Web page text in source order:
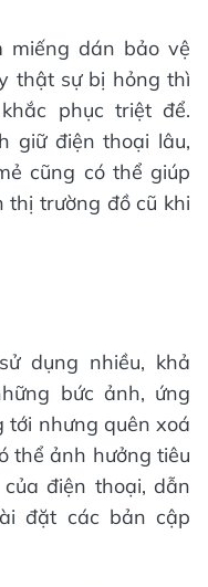
miếng dán bảo vệ
thật sự bị hỏng thì
phục triệt để.
giữ điện thoại lâu,
cũng có thể giúp
thị trường đồ cũ khi
dụng nhiều, khả
bức ảnh, ứng
tới nhưng quên xoá
thể ảnh hưởng tiêu
điện thoại, dẫn
đặt các bản cập